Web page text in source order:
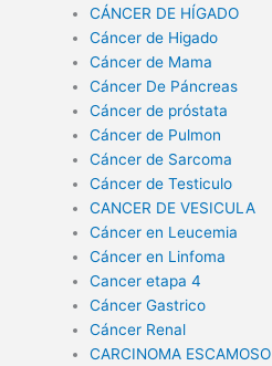
CÁNCER DE HÍGADO
Cáncer de Higado
Cáncer de Mama
Cáncer De Páncreas
Cáncer de próstata
Cáncer de Pulmon
Cáncer de Sarcoma
Cáncer de Testiculo
CANCER DE VESICULA
Cáncer en Leucemia
Cáncer en Linfoma
Cancer etapa 4
Cáncer Gastrico
Cáncer Renal
CARCINOMA ESCAMOSO